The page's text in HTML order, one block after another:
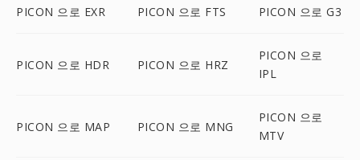
PICON 으로 EXR PICON 으로 FTS PICON 으로 G3
PICON 으로 HDR PICON 으로 HRZ
PICON 으로
IPL
PICON 으로 MAP PICON 으로 MNG
PICON 으로
MTV